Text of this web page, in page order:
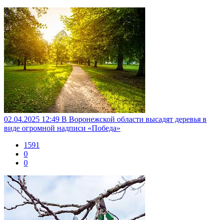
02.04.2025 12:49 В Воронежской области высадят деревья в
виде огромной надписи «Победа»
1591
0
0